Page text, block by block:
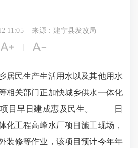
11:05 来源：建宁县发改局
 
民生产生活用水以及其他用水
相关部门正加快城乡供水一体化
项目早日建成惠及民生。 日
化工程高峰水厂项目施工现场，
装修等作业，该项目预计今年年